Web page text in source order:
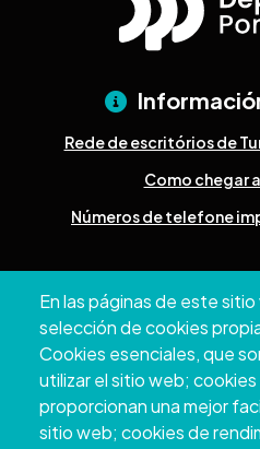
En las páginas de este
selección de cookies
Cookies esenciales, que
utilizar el sitio web;
proporcionan una mejor
sitio web; cookies de
Rede de escritórios de
Como chegar
Números de telefone
+34 986 804 100